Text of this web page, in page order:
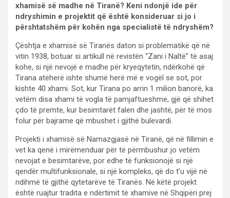
xhamisë së madhe në Tiranë? Keni ndonjë ide për
ndryshimin e projektit që është konsideruar si jo i
përshtatshëm për kohën nga specialistë të ndryshëm?
Çështja e xhamisë së Tiranës daton si problematikë që në
vitin 1938, botuar si artikull në revistën “Zani i Naltë” të asaj
kohe, si një nevojë e madhe për kryeqytetin, ndërkohë që
Tirana atëherë ishte shumë herë më e vogël se sot, por
kishte 40 xhami. Sot, kur Tirana po arrin 1 milion banorë, ka
vetëm disa xhami të vogla të pamjaftueshme, gjë që shihet
çdo të premte, kur besimtarët falen dhe jashtë, për të mos
folur për bajrame që mbushet i gjithë bulevardi.
Projekti i xhamisë së Namazgjasë në Tiranë, që në fillimin e
vet ka qenë i mirëmenduar për të përmbushur jo vetëm
nevojat e besimtarëve, por edhe të funksionojë si një
qendër multifunksionale, si një kompleks, që do t’u vijë në
ndihmë të gjithë qytetarëve të Tiranës. Në këtë projekt
është ruajtur tradita e ndërtimit të xhamive në Shqipëri prej